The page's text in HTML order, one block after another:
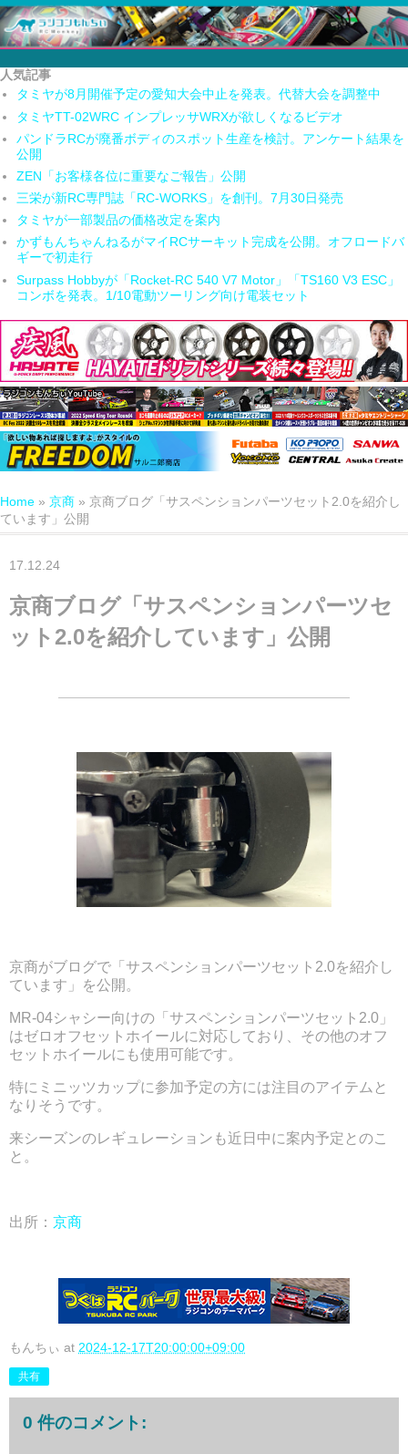
人気記事
タミヤが8月開催予定の愛知大会中止を発表。代替大会を調整中
タミヤTT-02WRC インプレッサWRXが欲しくなるビデオ
パンドラRCが廃番ボディのスポット生産を検討。アンケート結果を
公開
ZEN「お客様各位に重要なご報告」公開
三栄が新RC専門誌「RC-WORKS」を創刊。7月30日発売
タミヤが一部製品の価格改定を案内
かずもんちゃんねるがマイRCサーキット完成を公開。オフロードバ
ギーで初走行
Surpass Hobbyが「Rocket-RC 540 V7 Motor」「TS160 V3 ESC」
コンボを発表。1/10電動ツーリング向け電装セット
Home » 京商 » 京商ブログ「サスペンションパーツセット2.0を紹介し
ています」公開
17.12.24
京商ブログ「サスペンションパーツセ
ット2.0を紹介しています」公開
京商がブログで「サスペンションパーツセット2.0を紹介し
ています」を公開。
MR-04シャシー向けの「サスペンションパーツセット2.0」
はゼロオフセットホイールに対応しており、その他のオフ
セットホイールにも使用可能です。
特にミニッツカップに参加予定の方には注目のアイテムと
なりそうです。
来シーズンのレギュレーションも近日中に案内予定とのこ
と。
出所： 京商
もんちぃ at 2024-12-17T20:00:00+09:00
共有
0 件のコメント: